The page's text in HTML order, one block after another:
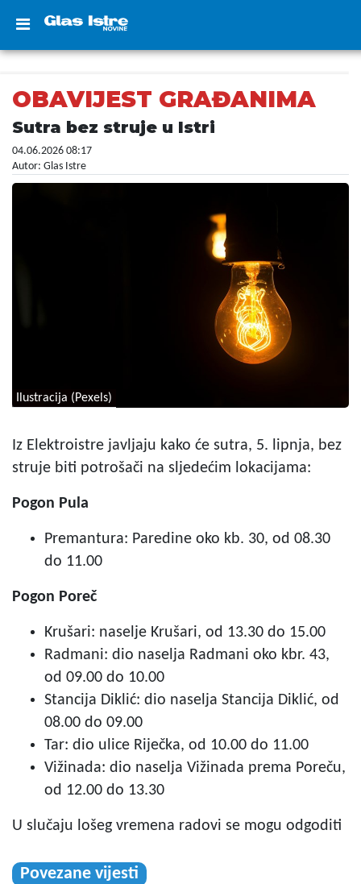
OBAVIJEST GRAĐANIMA
Sutra bez struje u Istri
04.06.2026 08:17
Autor: Glas Istre
Ilustracija (Pexels)
Iz Elektroistre javljaju kako će sutra, 5. lipnja, bez
struje biti potrošači na sljedećim lokacijama:
Pogon Pula
Premantura: Paredine oko kb. 30, od 08.30
do 11.00
Pogon Poreč
Krušari: naselje Krušari, od 13.30 do 15.00
Radmani: dio naselja Radmani oko kbr. 43,
od 09.00 do 10.00
Stancija Diklić: dio naselja Stancija Diklić, od
08.00 do 09.00
Tar: dio ulice Riječka, od 10.00 do 11.00
Vižinada: dio naselja Vižinada prema Poreču,
od 12.00 do 13.30
U slučaju lošeg vremena radovi se mogu odgoditi
Povezane vijesti